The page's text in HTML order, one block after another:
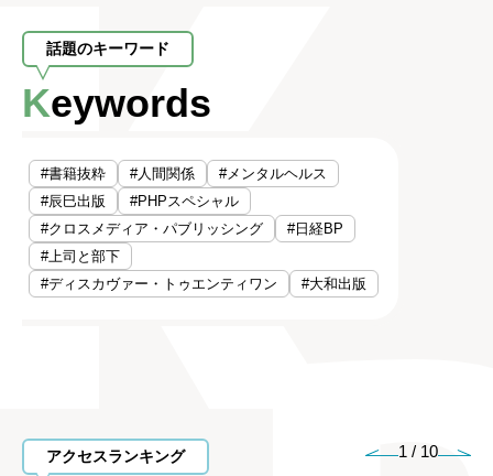
話題のキーワード
Keywords
#書籍抜粋 #人間関係
#メンタルヘルス
#辰巳出版
#PHPスペシャル
#クロスメディア・パブリッシング
#日経BP
#上司と部下
#ディスカヴァー・トゥエンティワン
#大和出版
アクセスランキング 1 / 10